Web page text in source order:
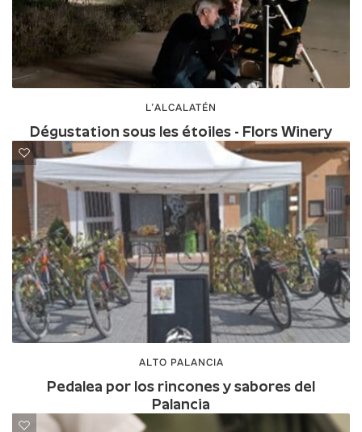
L’ALCALATÉN
Dégustation sous les étoiles - Flors Winery
ALTO PALANCIA
Pedalea por los rincones y sabores del
Palancia